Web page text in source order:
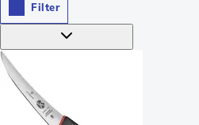
Filter